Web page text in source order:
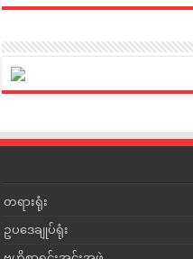
တရားရုံး
ဥပဒေချုပ်ရုံး